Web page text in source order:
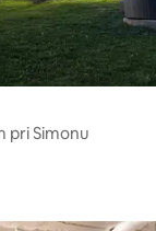
pri Simonu